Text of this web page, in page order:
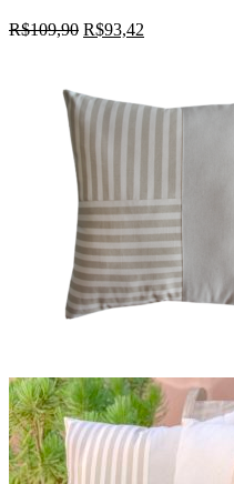
R$109,90 R$93,42